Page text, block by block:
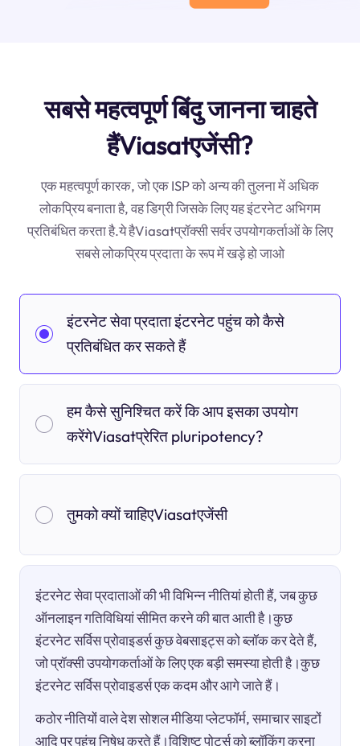
सबसे महत्वपूर्ण बिंदु जानना चाहते
हैंViasatएजेंसी?
एक महत्वपूर्ण कारक, जो एक ISP को अन्य की तुलना में अधिक
लोकप्रिय बनाता है, वह डिग्री जिसके लिए यह इंटरनेट अभिगम
प्रतिबंधित करता है.ये हैViasatप्रॉक्सी सर्वर उपयोगकर्ताओं के लिए
सबसे लोकप्रिय प्रदाता के रूप में खड़े हो जाओ
इंटरनेट सेवा प्रदाता इंटरनेट पहुंच को कैसे
प्रतिबंधित कर सकते हैं
हम कैसे सुनिश्चित करें कि आप इसका उपयोग
करेंगेViasatप्रेरित pluripotency?
तुमको क्यों चाहिएViasatएजेंसी
इंटरनेट सेवा प्रदाताओं की भी विभिन्न नीतियां होती हैं, जब कुछ
ऑनलाइन गतिविधियां सीमित करने की बात आती है।कुछ
इंटरनेट सर्विस प्रोवाइडर्स कुछ वेबसाइट्स को ब्लॉक कर देते हैं,
जो प्रॉक्सी उपयोगकर्ताओं के लिए एक बड़ी समस्या होती है।कुछ
इंटरनेट सर्विस प्रोवाइडर्स एक कदम और आगे जाते हैं।
कठोर नीतियों वाले देश सोशल मीडिया प्लेटफॉर्म, समाचार साइटों
आदि पर पहुंच निषेध करते हैं।विशिष्ट पोर्ट्स को ब्लॉकिंग करना